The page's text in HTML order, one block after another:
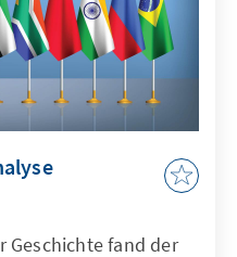
Geschichte fand der